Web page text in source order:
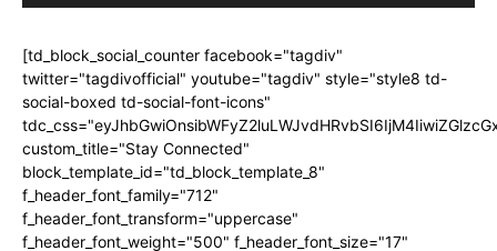
[td_block_social_counter facebook="tagdiv"
twitter="tagdivofficial" youtube="tagdiv" style="style8 td-
social-boxed td-social-font-icons"
custom_title="Stay Connected"
block_template_id="td_block_template_8"
f_header_font_family="712"
f_header_font_transform="uppercase"
f_header_font_weight="500" f_header_font_size="17"